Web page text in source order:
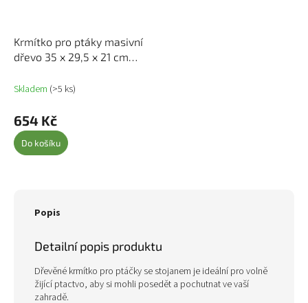
Krmítko pro ptáky masivní
dřevo 35 x 29,5 x 21 cm
Skladem (>5 ks)
654 Kč
Do košíku
Popis
Detailní popis produktu
Dřevěné krmítko pro ptáčky se stojanem je ideální pro volně
žijící ptactvo, aby si mohli posedět a pochutnat ve vaší
zahradě.